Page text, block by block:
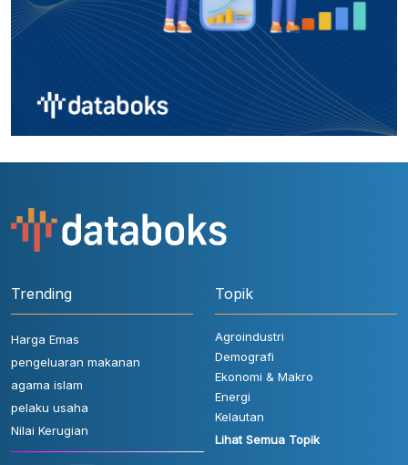
Trending
Harga Emas
pengeluaran makanan
agama islam
pelaku usaha
Nilai Kerugian
Topik
Agroindustri
Demografi
Ekonomi & Makro
Energi
Kelautan
Lihat Semua Topik